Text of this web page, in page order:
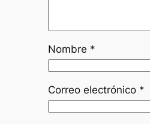
Nombre *
Correo electrónico *